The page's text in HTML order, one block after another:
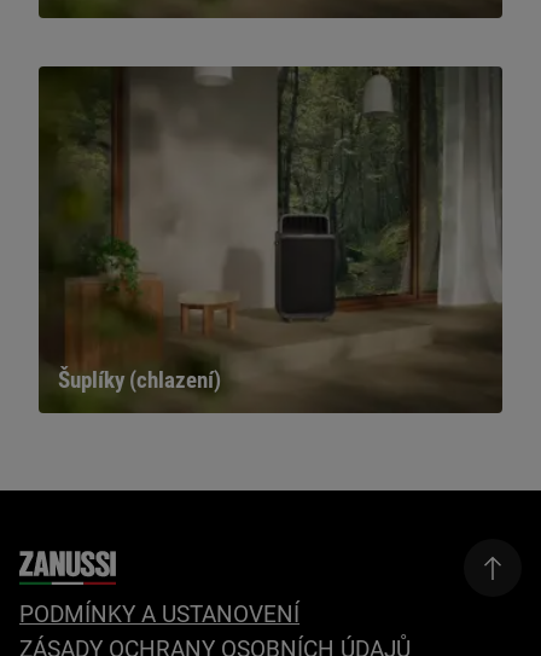
Šuplíky (chlazení)
PODMÍNKY A USTANOVENÍ
ZÁSADY OCHRANY OSOBNÍCH ÚDAJŮ